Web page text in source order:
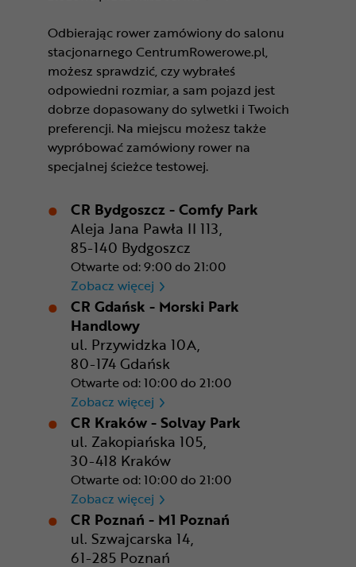
Odbierając rower zamówiony do salonu
stacjonarnego CentrumRowerowe.pl,
możesz sprawdzić, czy wybrałeś
odpowiedni rozmiar, a sam pojazd jest
dobrze dopasowany do sylwetki i Twoich
preferencji. Na miejscu możesz także
wypróbować zamówiony rower na
specjalnej ścieżce testowej.
CR Bydgoszcz - Comfy Park
Aleja Jana Pawła II 113,
85-140 Bydgoszcz
Otwarte od: 9:00 do 21:00
Zobacz więcej CR Bydgoszcz - Comfy Park
CR Gdańsk - Morski Park
Handlowy
ul. Przywidzka 10A,
80-174 Gdańsk
Otwarte od: 10:00 do 21:00
Zobacz więcej CR Gdańsk - Morski Park
CR Kraków - Solvay Park
ul. Zakopiańska 105,
30-418 Kraków
Otwarte od: 10:00 do 21:00
Zobacz więcej CR Kraków - Solvay Park
CR Poznań - M1 Poznań
ul. Szwajcarska 14,
61-285 Poznań